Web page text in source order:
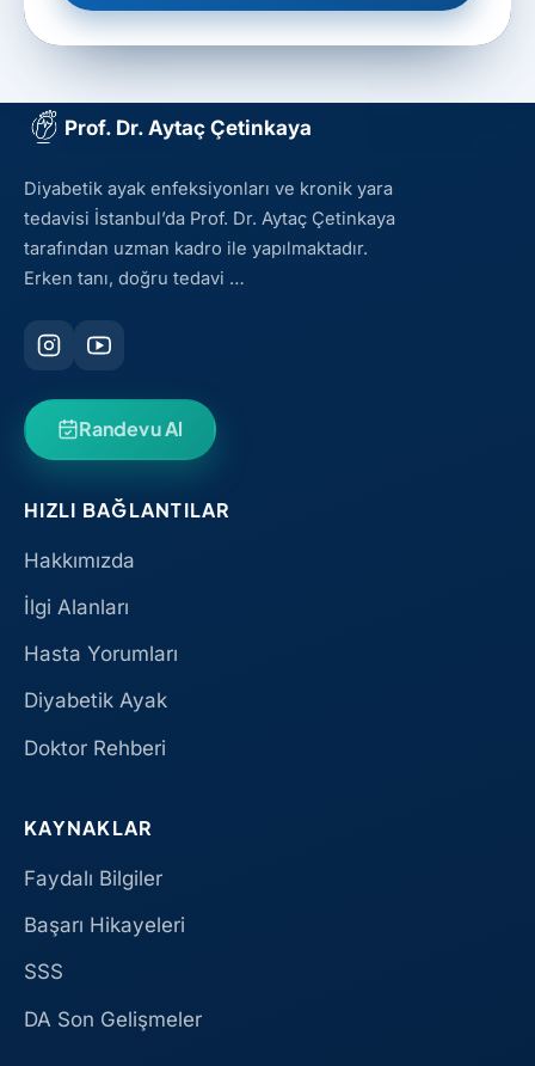
Prof. Dr. Aytaç Çetinkaya
Diyabetik ayak enfeksiyonları ve kronik yara
tedavisi İstanbul’da Prof. Dr. Aytaç Çetinkaya
tarafından uzman kadro ile yapılmaktadır.
Erken tanı, doğru tedavi …
Randevu Al
HIZLI BAĞLANTILAR
Hakkımızda
İlgi Alanları
Hasta Yorumları
Diyabetik Ayak
Doktor Rehberi
KAYNAKLAR
Faydalı Bilgiler
Başarı Hikayeleri
SSS
DA Son Gelişmeler